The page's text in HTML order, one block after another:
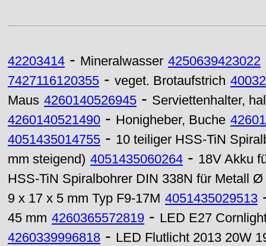
42203414 - Mineralwasser 4250639423022
7427116120355 - veget. Brotaufstrich
Maus 4260140526945 - Serviettenhalter,
4260140521490 - Honigheber, Buche
4051435014755 - 10 teiliger HSS-TiN
mm steigend) 4051435060264 - 18V Akku
HSS-TiN Spiralbohrer DIN 338N für Metall Ø
9 x 17 x 5 mm Typ F9-17M 4051435029513
45 mm 4260365572819 - LED E27
4260339996818 - LED Flutlicht 2013 20W